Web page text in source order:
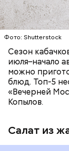
Фото: Shutterstock
Сезон
июля–начало
можно
блюд. Топ-5
«Вечерней
Копылов.
Салат из
Вред дыни
Фото: Shutterstock